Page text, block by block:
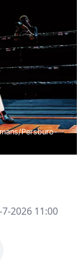
Persburo-
7-2026 11:00